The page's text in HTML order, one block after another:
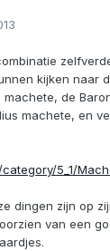
kijken naar
de
machete, en
5_1/
dingen zijn op
van een